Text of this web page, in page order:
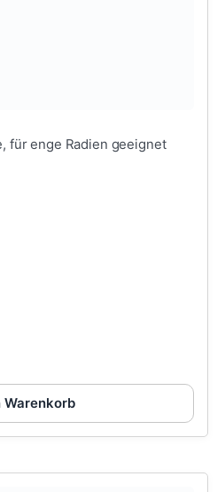
für enge Radien geeignet
Warenkorb